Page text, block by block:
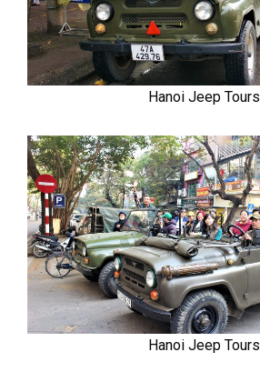
Hanoi Jeep Tours
Hanoi Jeep Tours